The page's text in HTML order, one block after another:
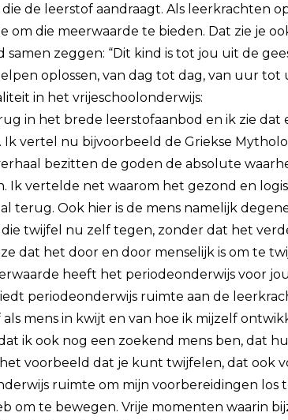
de leerstof aandraagt. Als leerkrachten
om die meerwaarde te bieden. Dat zie je
samen zeggen: “Dit kind is tot jou uit de
oplossen, van dag tot dag, van uur tot
in het vrijeschoolonderwijs:
in het brede leerstofaanbod en ik zie dat
vertel nu bijvoorbeeld de Griekse
bezitten de goden de absolute
Ik vertelde net waarom het gezond en
terug. Ook hier is de mens namelijk
twijfel nu zelf tegen, zonder dat het
dat het door en door menselijk is om te
heeft het periodeonderwijs voor
periodeonderwijs ruimte aan de
mens in kwijt en van hoe ik mijzelf
ik ook nog een zoekend mens ben, dat
voorbeeld dat je kunt twijfelen, dat ook
ruimte om mijn voorbereidingen los
om te bewegen. Vrije momenten waarin